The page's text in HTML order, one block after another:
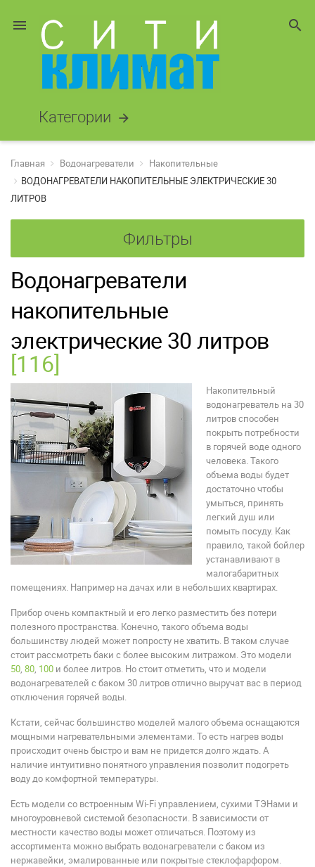
menu search
Категории arrow_forward
Главная Водонагреватели
Накопительные
ВОДОНАГРЕВАТЕЛИ НАКОПИТЕЛЬНЫЕ ЭЛЕКТРИЧЕСКИЕ 30
ЛИТРОВ
Фильтры
Водонагреватели
накопительные
электрические 30 литров
[116]
Накопительный
водонагреватель на 30
литров способен
покрыть потребности
в горячей воде одного
человека. Такого
объема воды будет
достаточно чтобы
умыться, принять
легкий душ или
помыть посуду. Как
правило, такой бойлер
устанавливают в
малогабаритных
помещениях. Например на дачах или в небольших квартирах.
Прибор очень компактный и его легко разместить без потери
полезного пространства. Конечно, такого объема воды
большинству людей может попросту не хватить. В таком случае
стоит рассмотреть баки с более высоким литражом. Это модели
50, 80, 100 и более литров. Но стоит отметить, что и модели
водонагревателей с баком 30 литров отлично выручат вас в период
отключения горячей воды.
Кстати, сейчас большинство моделей малого объема оснащаются
мощными нагревательными элементами. То есть нагрев воды
происходит очень быстро и вам не придется долго ждать. А
наличие интуитивно понятного управления позволит подогреть
воду до комфортной температуры.
Есть модели со встроенным Wi-Fi управлением, сухими ТЭНами и
многоуровневой системой безопасности. В зависимости от
местности качество воды может отличаться. Поэтому из
ассортимента можно выбрать водонагреватели с баком из
нержавейки, эмалированные или покрытые стеклофарфором.